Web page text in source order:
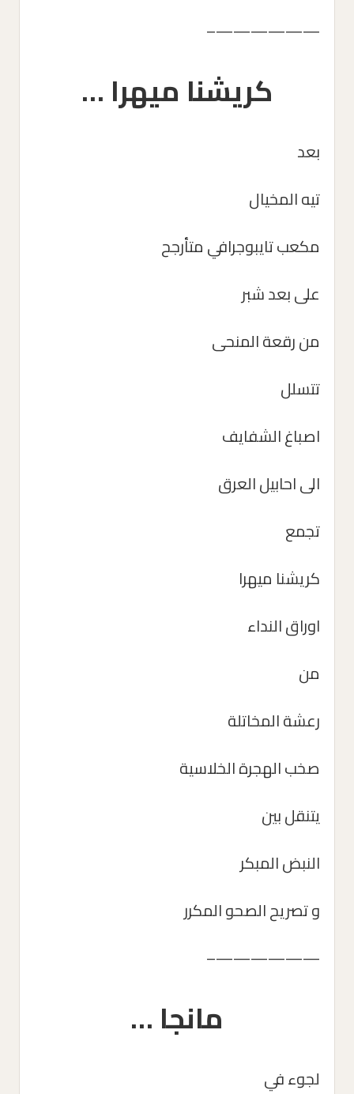
——————–
كريشنا ميهرا …
بعد
تيه المخيال
مكعب تايبوجرافي متأرجح
على بعد شبر
من رقعة المنحى
تتسلل
اصباغ الشفايف
الى احابيل العرق
تجمع
كريشنا ميهرا
اوراق النداء
من
رعشة المخاتلة
صخب الهجرة الخلاسية
يتنقل بين
النبض المبكر
و تصريح الصحو المكرر
——————–
مانجا …
لجوء في